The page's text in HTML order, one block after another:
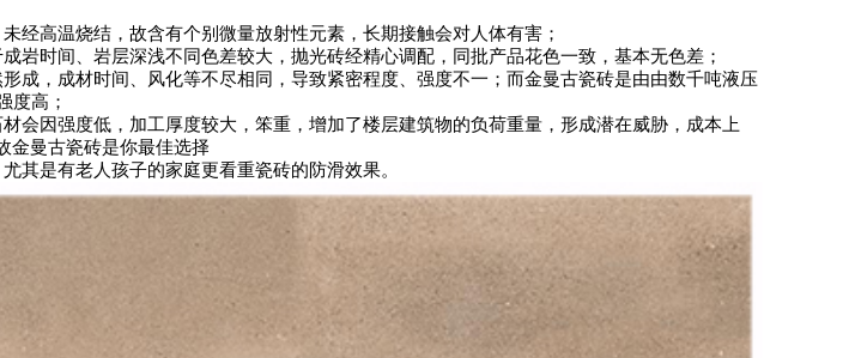
经高温烧结，故含有个别微量放射性元素，长期接触会对人体有害；
岩时间、岩层深浅不同色差较大，抛光砖经精心调配，同批产品花色一致，基本无色差；
成，成材时间、风化等不尽相同，导致紧密程度、强度不一；而金曼古瓷砖是由由数千吨液压
度高；
会因强度低，加工厚度较大，笨重，增加了楼层建筑物的负荷重量，形成潜在威胁，成本上
金曼古瓷砖是你最佳选择
其是有老人孩子的家庭更看重瓷砖的防滑效果。